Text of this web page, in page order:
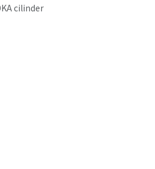
cilinder